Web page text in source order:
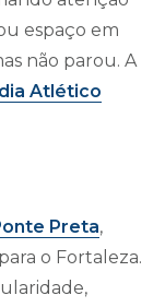
espaço em
não parou. A
Atlético
Preta,
o Fortaleza.